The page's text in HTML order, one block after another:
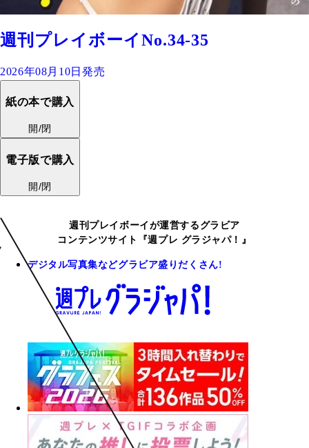
週刊プレイボーイNo.34-35
2026年08月10日発売
紙の本で購入
開/閉
電子版で購入
開/閉
週刊プレイボーイが運営するグラビア
コンテンツサイト『週プレ グラジャパ！』
デジタル写真集などグラビア盛りだくさん!